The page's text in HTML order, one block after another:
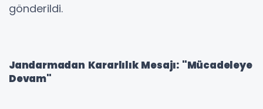
gönderildi.
Jandarmadan Kararlılık Mesajı: "Mücadeleye
Devam"